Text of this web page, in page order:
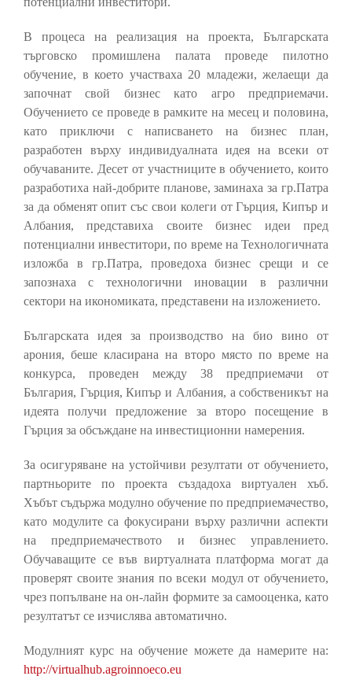
В процеса на реализация на проекта, Българската
търговско промишлена палата проведе пилотно
обучение, в което участваха 20 младежи, желаещи да
започнат свой бизнес като агро предприемачи.
Обучението се проведе в рамките на месец и половина,
като приключи с написването на бизнес план,
разработен върху индивидуалната идея на всеки от
обучаваните. Десет от участниците в обучението, които
разработиха най-добрите планове, заминаха за гр.Патра
за да обменят опит със свои колеги от Гърция, Кипър и
Албания, представиха своите бизнес идеи пред
потенциални инвеститори, по време на Технологичната
изложба в гр.Патра, проведоха бизнес срещи и се
запознаха с технологични иновации в различни
сектори на икономиката, представени на изложението.
Българската идея за производство на био вино от
арония, беше класирана на второ място по време на
конкурса, проведен между 38 предприемачи от
България, Гърция, Кипър и Албания, а собственикът на
идеята получи предложение за второ посещение в
Гърция за обсъждане на инвестиционни намерения.
За осигуряване на устойчиви резултати от обучението,
партньорите по проекта създадоха виртуален хъб.
Хъбът съдържа модулно обучение по предприемачество,
като модулите са фокусирани върху различни аспекти
на предприемачеството и бизнес управлението.
Обучаващите се във виртуалната платформа могат да
проверят своите знания по всеки модул от обучението,
чрез попълване на он-лайн формите за самооценка, като
резултатът се изчислява автоматично.
Модулният курс на обучение можете да намерите на:
http://virtualhub.agroinnoeco.eu